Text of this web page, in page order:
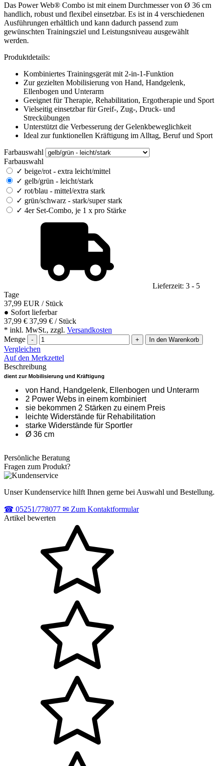
Das Power Web® Combo ist mit einem Durchmesser von Ø 36 cm
handlich, robust und flexibel einsetzbar. Es ist in 4 verschiedenen
Ausführungen erhältlich und kann dadurch passend zum
gewünschten Trainingsziel und Leistungsniveau ausgewählt
werden.
Produktdetails:
Kombiniertes Trainingsgerät mit 2-in-1-Funktion
Zur gezielten Mobilisierung von Hand, Handgelenk,
Ellenbogen und Unterarm
Geeignet für Therapie, Rehabilitation, Ergotherapie und Sport
Vielseitig einsetzbar für Greif-, Zug-, Druck- und
Streckübungen
Unterstützt die Verbesserung der Gelenkbeweglichkeit
Ideal zur funktionellen Kräftigung im Alltag, Beruf und Sport
Farbauswahl
Farbauswahl
✓ beige/rot - extra leicht/mittel
✓ gelb/grün - leicht/stark
✓ rot/blau - mittel/extra stark
✓ grün/schwarz - stark/super stark
✓ 4er Set-Combo, je 1 x pro Stärke
Lieferzeit: 3 - 5
Tage
37,99 EUR / Stück
● Sofort lieferbar
37,99 € 37,99 € / Stück
* inkl. MwSt., zzgl. Versandkosten
Menge
- + In den Warenkorb
Vergleichen
Auf den Merkzettel
Beschreibung
dient zur Mobilisierung und Kräftigung
von Hand, Handgelenk, Ellenbogen und Unterarm
2 Power Webs in einem kombiniert
sie bekommen 2 Stärken zu einem Preis
leichte Widerstände für Rehabilitation
starke Widerstände für Sportler
Ø 36 cm
Persönliche Beratung
Fragen zum Produkt?
Unser Kundenservice hilft Ihnen gerne bei Auswahl und Bestellung.
☎ 05251/778077 ✉ Zum Kontaktformular
Artikel bewerten